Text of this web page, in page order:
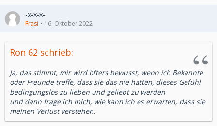
-x-x-x-
Frasi 16. Oktober 2022
Ron 62 schrieb:
Ja, das stimmt, mir wird öfters bewusst, wenn ich Bekannte
oder Freunde treffe, dass sie das nie hatten, dieses Gefühl
bedingungslos zu lieben und geliebt zu werden
und dann frage ich mich, wie kann ich es erwarten, dass sie
meinen Verlust verstehen.